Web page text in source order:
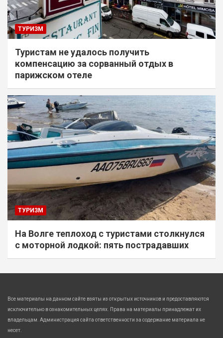
ТУРИЗМ
Туристам не удалось получить
компенсацию за сорванный отдых в
парижском отеле
ТУРИЗМ
На Волге теплоход с туристами столкнулся
с моторной лодкой: пять пострадавших
Все материалы на данном сайте взяты из открытых источников и предоставляются
исключительно в ознакомительных целях. Права на материалы принадлежат их
владельцам. Администрация сайта ответственности за содержание материала не
несет.